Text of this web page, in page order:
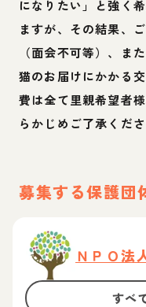
になりたい」と強く
ますが、その結果、
（面会不可等）、ま
猫のお届けにかかる
費は全て里親希望者
らかじめご了承くださ
募集する保護団
ＮＰＯ法
すべ